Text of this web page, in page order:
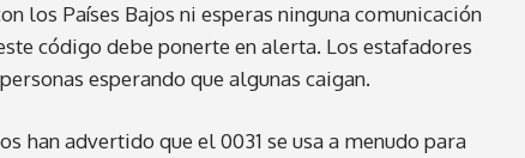
los Países Bajos ni esperas ninguna comunicación
código debe ponerte en alerta. Los estafadores
esperando que algunas caigan.
han advertido que el 0031 se usa a menudo para